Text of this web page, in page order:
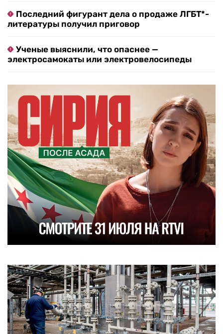
Последний фигурант дела о продаже ЛГБТ*-
литературы получил приговор
Ученые выяснили, что опаснее —
электросамокаты или электровелосипеды